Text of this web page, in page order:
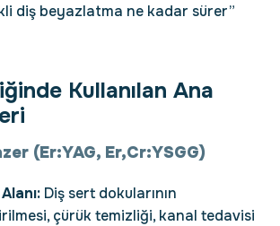
diş beyazlatma ne kadar sürer”
Kullanılan Ana
(Er:YAG, Er,Cr:YSGG)
Diş sert dokularının
çürük temizliği, kanal tedavisi